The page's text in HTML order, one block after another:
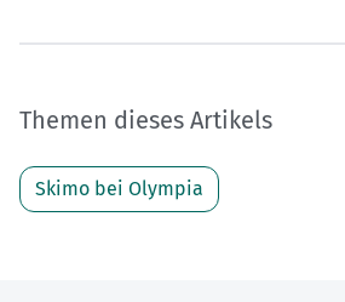
Themen dieses Artikels
Skimo bei Olympia